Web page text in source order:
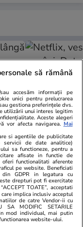
Fanatik.ro
Netflix,
români.
cele mai
devine
să rămână
accesăm informații pe
unici pentru prelucrarea
gestiona preferințele dvs.
utilizării unui interes legitim
Aceste alegeri
vor afecta navigarea. Mai
si agentiile de publicitate
servicii de date analitice)
sa functioneze, pentru a
afisate in functie de
functionalitati aferente
pe website. Beneficiati
GDPR in legatura cu
drepturi pot fi exercitate
TOATE”, acceptati
implica inclusiv acceptul
de catre Vendor-ii cu
MODIFIC SETARILE
mod individual, mai putin
website-ului.